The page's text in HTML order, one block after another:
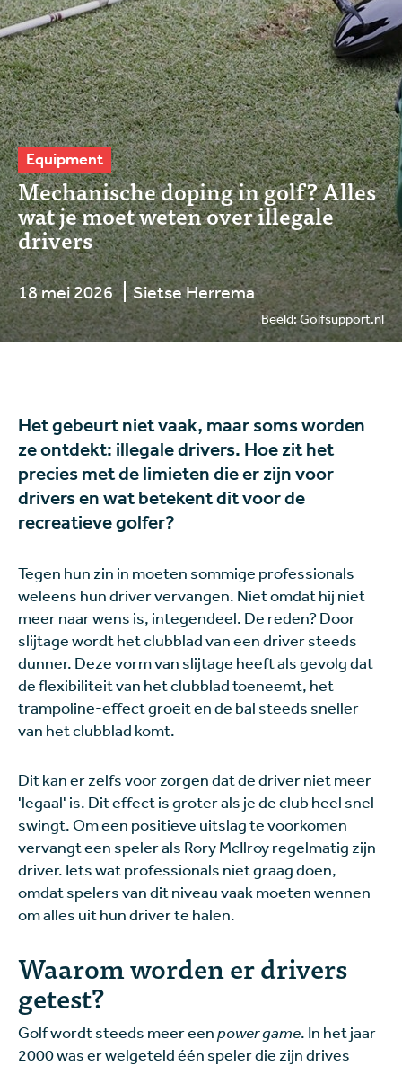
Equipment
Mechanische doping in golf? Alles
wat je moet weten over illegale
drivers
18 mei 2026 Sietse Herrema
Beeld: Golfsupport.nl
Het gebeurt niet vaak, maar soms worden
ze ontdekt: illegale drivers. Hoe zit het
precies met de limieten die er zijn voor
drivers en wat betekent dit voor de
recreatieve golfer?
Tegen hun zin in moeten sommige professionals
weleens hun driver vervangen. Niet omdat hij niet
meer naar wens is, integendeel. De reden? Door
slijtage wordt het clubblad van een driver steeds
dunner. Deze vorm van slijtage heeft als gevolg dat
de flexibiliteit van het clubblad toeneemt, het
trampoline-effect groeit en de bal steeds sneller
van het clubblad komt.
Dit kan er zelfs voor zorgen dat de driver niet meer
'legaal' is. Dit effect is groter als je de club heel snel
swingt. Om een positieve uitslag te voorkomen
vervangt een speler als Rory McIlroy regelmatig zijn
driver. Iets wat professionals niet graag doen,
omdat spelers van dit niveau vaak moeten wennen
om alles uit hun driver te halen.
Waarom worden er drivers
getest?
Golf wordt steeds meer eenpower game. In het jaar
2000 was er welgeteld één speler die zijn drives